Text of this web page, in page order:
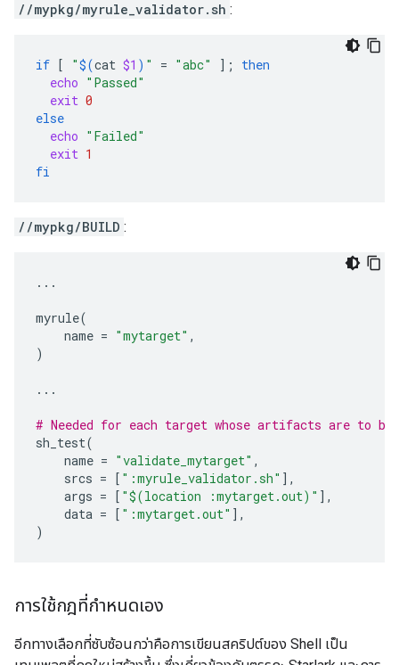
//mypkg/myrule_validator.sh :
if [ "$(cat $1 ) " = "abc" ] ;
then
echo "Passed"
exit 0
else
echo "Failed"
exit 1
fi
//mypkg/BUILD :
...
myrule(
name = "mytarget" ,
)
...
# Needed for each target whose artifacts are to be
sh_test(
name = "validate_mytarget" ,
srcs = [ ":myrule_validator.sh" ],
args = [ "$(location :mytarget.out)" ],
data = [ ":mytarget.out" ],
)
การใช้กฎที่กำหนดเอง
อีกทางเลือกที่ซับซ้อนกว่าคือการเขียนสคริปต์ของ Shell เป็น